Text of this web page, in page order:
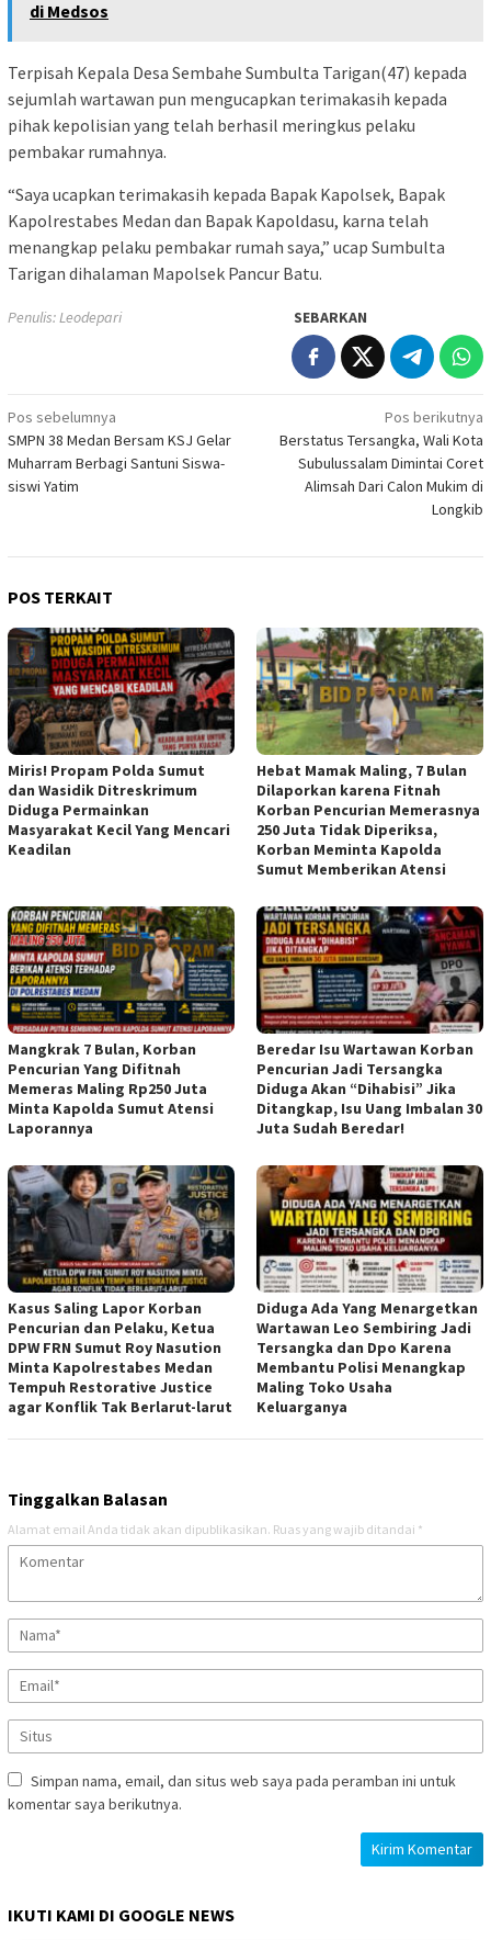
di Medsos
Terpisah Kepala Desa Sembahe Sumbulta Tarigan(47) kepada
sejumlah wartawan pun mengucapkan terimakasih kepada
pihak kepolisian yang telah berhasil meringkus pelaku
pembakar rumahnya.
“Saya ucapkan terimakasih kepada Bapak Kapolsek, Bapak
Kapolrestabes Medan dan Bapak Kapoldasu, karna telah
menangkap pelaku pembakar rumah saya,” ucap Sumbulta
Tarigan dihalaman Mapolsek Pancur Batu.
Penulis: Leodepari SEBARKAN
Navigasi
pos
Pos sebelumnya
SMPN 38 Medan Bersam KSJ Gelar
Muharram Berbagi Santuni Siswa-
siswi Yatim
Pos berikutnya
Berstatus Tersangka, Wali Kota
Subulussalam Dimintai Coret
Alimsah Dari Calon Mukim di
Longkib
POS TERKAIT
Miris! Propam Polda Sumut
dan Wasidik Ditreskrimum
Diduga Permainkan
Masyarakat Kecil Yang Mencari
Keadilan
Hebat Mamak Maling, 7 Bulan
Dilaporkan karena Fitnah
Korban Pencurian Memerasnya
250 Juta Tidak Diperiksa,
Korban Meminta Kapolda
Sumut Memberikan Atensi
Mangkrak 7 Bulan, Korban
Pencurian Yang Difitnah
Memeras Maling Rp250 Juta
Minta Kapolda Sumut Atensi
Laporannya
Beredar Isu Wartawan Korban
Pencurian Jadi Tersangka
Diduga Akan “Dihabisi” Jika
Ditangkap, Isu Uang Imbalan 30
Juta Sudah Beredar!
Kasus Saling Lapor Korban
Pencurian dan Pelaku, Ketua
DPW FRN Sumut Roy Nasution
Minta Kapolrestabes Medan
Tempuh Restorative Justice
agar Konflik Tak Berlarut-larut
Diduga Ada Yang Menargetkan
Wartawan Leo Sembiring Jadi
Tersangka dan Dpo Karena
Membantu Polisi Menangkap
Maling Toko Usaha
Keluarganya
Tinggalkan Balasan
Alamat email Anda tidak akan dipublikasikan. Ruas yang wajib ditandai *
Simpan nama, email, dan situs web saya pada peramban ini untuk
komentar saya berikutnya.
IKUTI KAMI DI GOOGLE NEWS